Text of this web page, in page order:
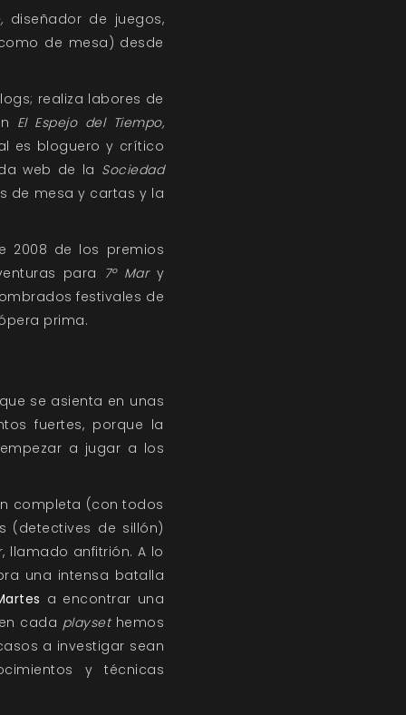
diseñador de juegos,
de mesa) desde
realiza labores de
El Espejo del Tiempo,
es bloguero y crítico
web de la Sociedad
de mesa y cartas y la
2008 de los premios
para 7º Mar y
festivales de
prima.
se asienta en unas
fuertes, porque la
a jugar a los
completa (con todos
(detectives de sillón)
llamado anfitrión. A lo
una intensa batalla
a encontrar una
cada playsethemos
a investigar sean
y técnicas